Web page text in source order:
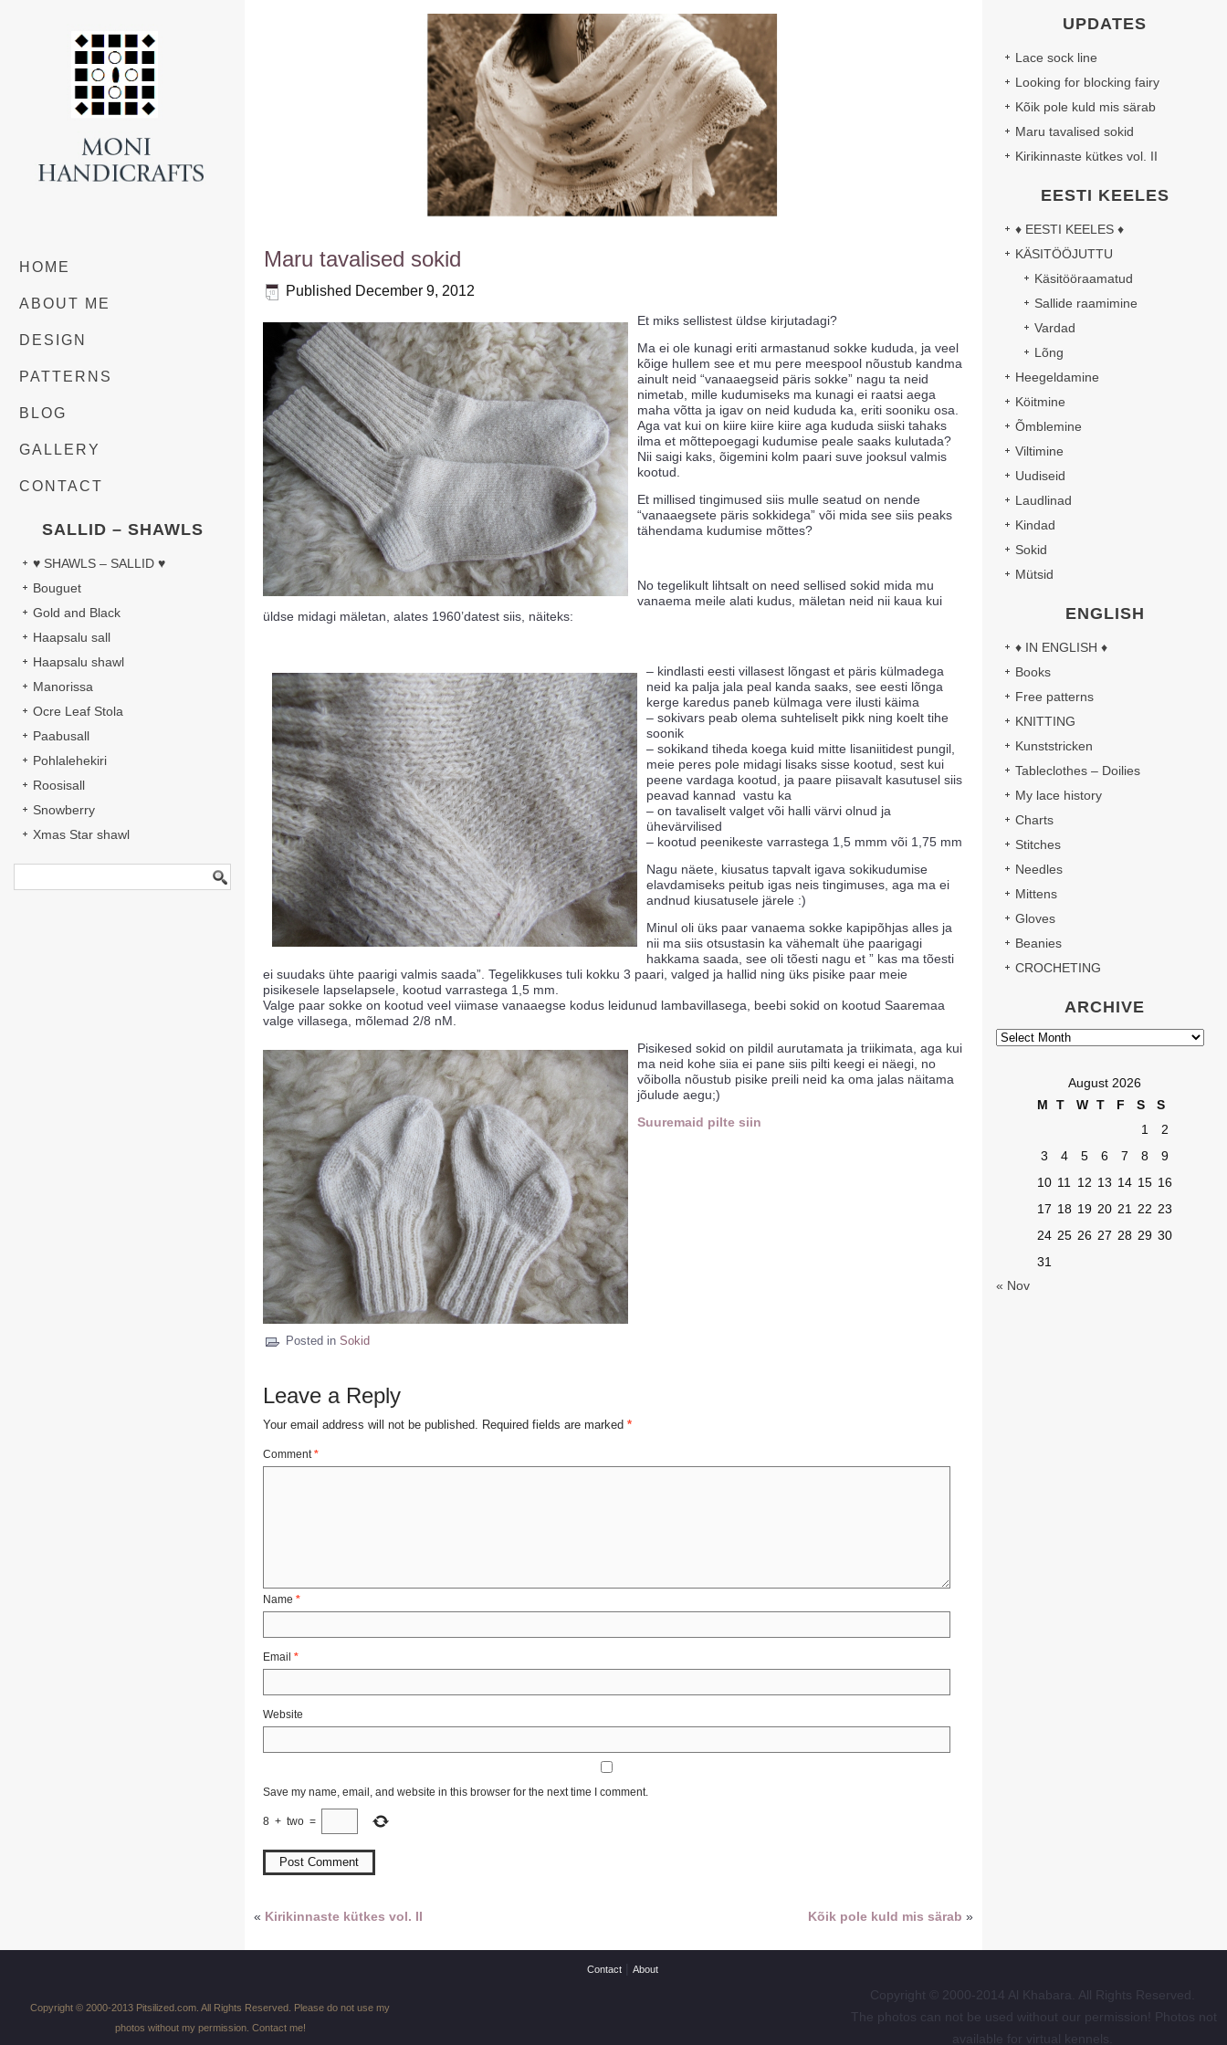
HOME
ABOUT ME
DESIGN
PATTERNS
BLOG
GALLERY
CONTACT
SALLID – SHAWLS
♥ SHAWLS – SALLID ♥
Bouguet
Gold and Black
Haapsalu sall
Haapsalu shawl
Manorissa
Ocre Leaf Stola
Paabusall
Pohlalehekiri
Roosisall
Snowberry
Xmas Star shawl
Maru tavalised sokid
Published December 9, 2012
Et miks sellistest üldse kirjutadagi?
Ma ei ole kunagi eriti armastanud sokke kududa, ja veel
kõige hullem see et mu pere meespool nõustub kandma
ainult neid “vanaaegseid päris sokke” nagu ta neid
nimetab, mille kudumiseks ma kunagi ei raatsi aega
maha võtta ja igav on neid kududa ka, eriti sooniku osa.
Aga vat kui on kiire kiire kiire aga kududa siiski tahaks
ilma et mõttepoegagi kudumise peale saaks kulutada?
Nii saigi kaks, õigemini kolm paari suve jooksul valmis
kootud.
Et millised tingimused siis mulle seatud on nende
“vanaaegsete päris sokkidega” või mida see siis peaks
tähendama kudumise mõttes?
No tegelikult lihtsalt on need sellised sokid mida mu
vanaema meile alati kudus, mäletan neid nii kaua kui
üldse midagi mäletan, alates 1960’datest siis, näiteks:
– kindlasti eesti villasest lõngast et päris külmadega
neid ka palja jala peal kanda saaks, see eesti lõnga
kerge karedus paneb külmaga vere ilusti käima
– sokivars peab olema suhteliselt pikk ning koelt tihe
soonik
– sokikand tiheda koega kuid mitte lisaniitidest pungil,
meie peres pole midagi lisaks sisse kootud, sest kui
peene vardaga kootud, ja paare piisavalt kasutusel siis
peavad kannad vastu ka
– on tavaliselt valget või halli värvi olnud ja
ühevärvilised
– kootud peenikeste varrastega 1,5 mmm või 1,75 mm
Nagu näete, kiusatus tapvalt igava sokikudumise
elavdamiseks peitub igas neis tingimuses, aga ma ei
andnud kiusatusele järele :)
Minul oli üks paar vanaema sokke kapipõhjas alles ja
nii ma siis otsustasin ka vähemalt ühe paarigagi
hakkama saada, see oli tõesti nagu et ” kas ma tõesti
ei suudaks ühte paarigi valmis saada”. Tegelikkuses tuli kokku 3 paari, valged ja hallid ning üks pisike paar meie
pisikesele lapselapsele, kootud varrastega 1,5 mm.
Valge paar sokke on kootud veel viimase vanaaegse kodus leidunud lambavillasega, beebi sokid on kootud Saaremaa
valge villasega, mõlemad 2/8 nM.
Pisikesed sokid on pildil aurutamata ja triikimata, aga kui
ma neid kohe siia ei pane siis pilti keegi ei näegi, no
võibolla nõustub pisike preili neid ka oma jalas näitama
jõulude aegu;)
Suuremaid pilte siin
Posted in Sokid
Leave a Reply
Your email address will not be published. Required fields are marked *
Comment *
Name *
Email *
Website
Save my name, email, and website in this browser for the next time I comment.
8 + two =
« Kirikinnaste kütkes vol. II Kõik pole kuld mis särab »
UPDATES
Lace sock line
Looking for blocking fairy
Kõik pole kuld mis särab
Maru tavalised sokid
Kirikinnaste kütkes vol. II
EESTI KEELES
♦ EESTI KEELES ♦
KÄSITÖÖJUTTU
Käsitööraamatud
Sallide raamimine
Vardad
Lõng
Heegeldamine
Köitmine
Õmblemine
Viltimine
Uudiseid
Laudlinad
Kindad
Sokid
Mütsid
ENGLISH
♦ IN ENGLISH ♦
Books
Free patterns
KNITTING
Kunststricken
Tableclothes – Doilies
My lace history
Charts
Stitches
Needles
Mittens
Gloves
Beanies
CROCHETING
ARCHIVE
Archive
August 2026
M
T W T F S
S
1
2
3
4 5 6 7 8
9
10 11 12 13 14 15 16
17 18 19 20 21 22 23
24 25 26 27 28 29 30
31
« Nov
Contact About
Copyright © 2000-2013 Pitsilized.com. All Rights Reserved. Please do not use my
photos without my permission. Contact me!
Copyright © 2000-2014 Al Khabara. All Rights Reserved.
The photos can not be used without our permission! Photos not
available for virtual kennels.